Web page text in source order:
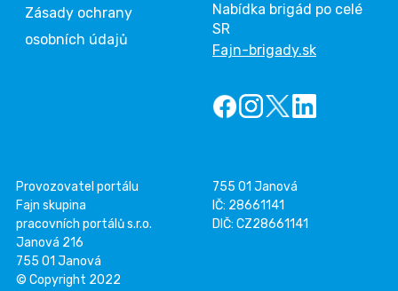
Zásady ochrany
osobních údajů
Nabídka brigád po celé
SR
Fajn-brigady.sk
Provozovatel portálu
Fajn skupina
pracovních portálů s.r.o.
Janová 216
755 01 Janová
755 01 Janová
IČ: 28661141
DIČ: CZ28661141
© Copyright 2022